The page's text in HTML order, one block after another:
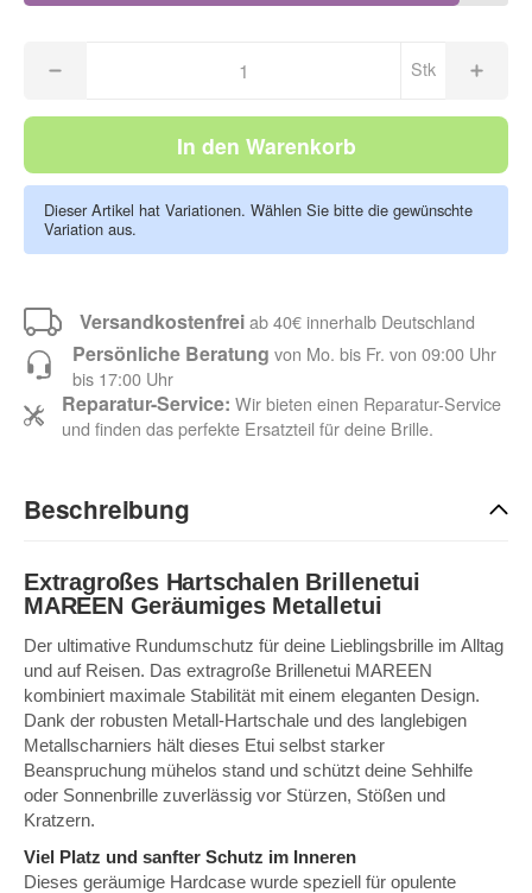
Stk
In den Warenkorb
Dieser Artikel hat Variationen. Wählen Sie bitte die gewünschte
Variation aus.
Versandkostenfreiab 40€ innerhalb Deutschland
Persönliche Beratung von Mo. bis Fr. von 09:00 Uhr
bis 17:00 Uhr
Reparatur-Service: Wir bieten einen Reparatur-Service
und finden das perfekte Ersatzteil für deine Brille.
Beschreibung
Extragroßes Hartschalen Brillenetui
MAREEN Geräumiges Metalletui
Der ultimative Rundumschutz für deine Lieblingsbrille im Alltag
und auf Reisen. Das extragroße Brillenetui MAREEN
kombiniert maximale Stabilität mit einem eleganten Design.
Dank der robusten Metall-Hartschale und des langlebigen
Metallscharniers hält dieses Etui selbst starker
Beanspruchung mühelos stand und schützt deine Sehhilfe
oder Sonnenbrille zuverlässig vor Stürzen, Stößen und
Kratzern.
Viel Platz und sanfter Schutz im Inneren
Dieses geräumige Hardcase wurde speziell für opulente